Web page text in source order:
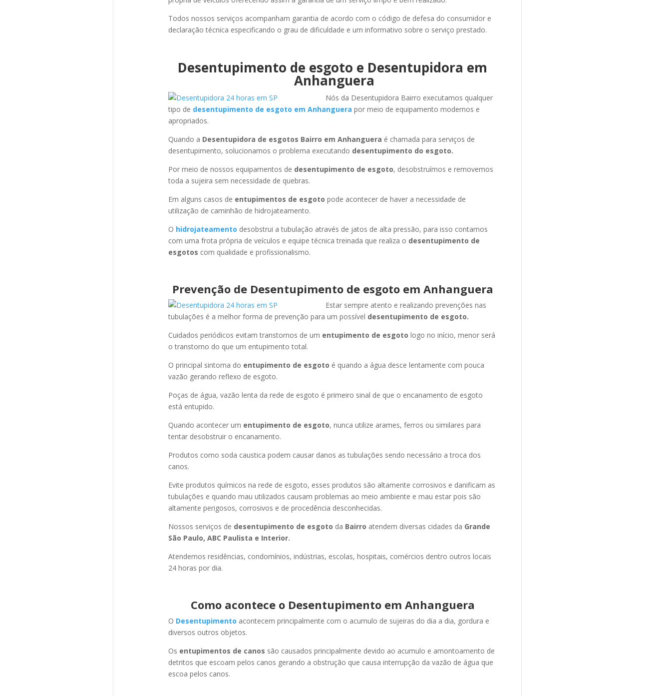
Todos nossos serviços acompanham garantia de acordo com o código de defesa do consumidor e
declaração técnica especificando o grau de dificuldade e um informativo sobre o serviço prestado.
Desentupimento de esgoto e Desentupidora em
Anhanguera
Nós da Desentupidora Bairro executamos qualquer
tipo de desentupimento de esgoto em Anhanguera por meio de equipamento modernos e
apropriados.
Quando a Desentupidora de esgotos Bairro em Anhanguera é chamada para serviços de
desentupimento, solucionamos o problema executando desentupimento do esgoto.
Por meio de nossos equipamentos de desentupimento de esgoto, desobstruímos e removemos
toda a sujeira sem necessidade de quebras.
Em alguns casos de entupimentos de esgoto pode acontecer de haver a necessidade de
utilização de caminhão de hidrojateamento.
O hidrojateamento desobstrui a tubulação através de jatos de alta pressão, para isso contamos
com uma frota própria de veículos e equipe técnica treinada que realiza o desentupimento de
esgotos com qualidade e profissionalismo.
Prevenção de Desentupimento de esgoto em Anhanguera
Estar sempre atento e realizando prevenções nas
tubulações é a melhor forma de prevenção para um possível desentupimento de esgoto.
Cuidados periódicos evitam transtornos de um entupimento de esgoto logo no início, menor será
o transtorno do que um entupimento total.
O principal sintoma do entupimento de esgoto é quando a água desce lentamente com pouca
vazão gerando reflexo de esgoto.
Poças de água, vazão lenta da rede de esgoto é primeiro sinal de que o encanamento de esgoto
está entupido.
Quando acontecer um entupimento de esgoto, nunca utilize arames, ferros ou similares para
tentar desobstruir o encanamento.
Produtos como soda caustica podem causar danos as tubulações sendo necessário a troca dos
canos.
Evite produtos químicos na rede de esgoto, esses produtos são altamente corrosivos e danificam as
tubulações e quando mau utilizados causam problemas ao meio ambiente e mau estar pois são
altamente perigosos, corrosivos e de procedência desconhecidas.
Nossos serviços de desentupimento de esgoto da Bairro atendem diversas cidades da Grande
São Paulo, ABC Paulista e Interior.
Atendemos residências, condomínios, indústrias, escolas, hospitais, comércios dentro outros locais
24 horas por dia.
Como acontece o Desentupimento em Anhanguera
O Desentupimento acontecem principalmente com o acumulo de sujeiras do dia a dia, gordura e
diversos outros objetos.
Os entupimentos de canos são causados principalmente devido ao acumulo e amontoamento de
detritos que escoam pelos canos gerando a obstrução que causa interrupção da vazão de água que
escoa pelos canos.